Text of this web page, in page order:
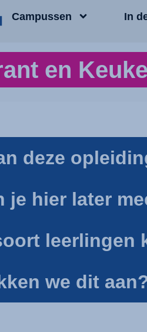
Campussen In
en
deze
je hier later
leerlingen
we dit